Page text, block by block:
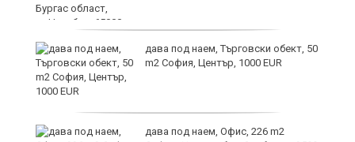
дава под наем, Търговски обект, 50
m2 София, Център, 1000 EUR
дава под наем, Офис, 226 m2